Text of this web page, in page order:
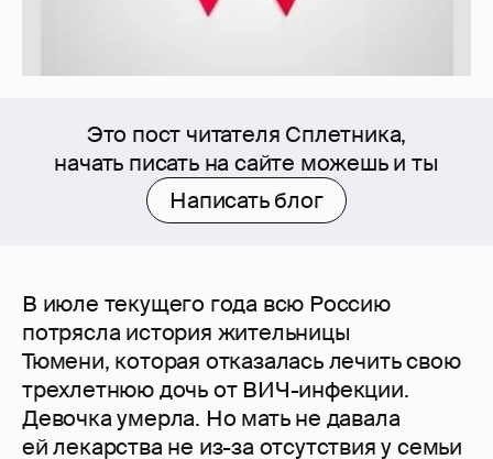
Это пост читателя Сплетника,
начать писать на сайте можешь и ты
Написать блог
В июле текущего года всю Россию
потрясла история жительницы
Тюмени, которая отказалась лечить свою
трехлетнюю дочь от ВИЧ-инфекции.
Девочка умерла. Но мать не давала
ей лекарства не из-за отсутствия у семьи